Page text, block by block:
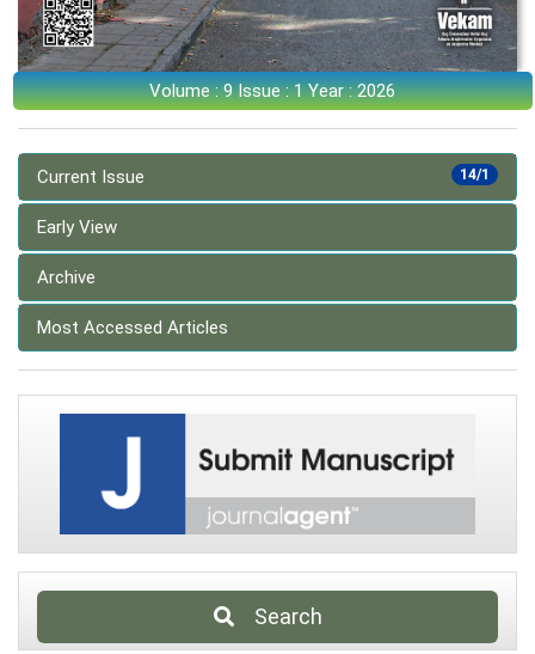
Volume : 9 Issue : 1 Year : 2026
14/1
Current Issue
Early View
Archive
Most Accessed Articles
Search